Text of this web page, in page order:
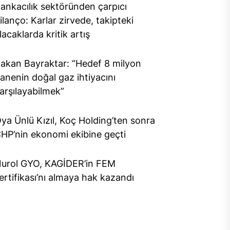
sektöründen çarpıcı
Karlar zirvede, takipteki
kritik artış
Bayraktar: “Hedef 8 milyon
doğal gaz ihtiyacını
Ünlü Kızıl, Koç Holding’ten sonra
ekonomi ekibine geçti
GYO, KAGİDER’in FEM
almaya hak kazandı